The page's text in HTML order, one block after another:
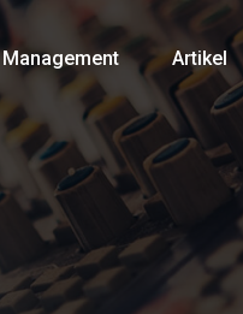
Management Artikel